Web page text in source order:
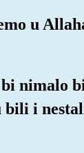
u
nimalo
bili i